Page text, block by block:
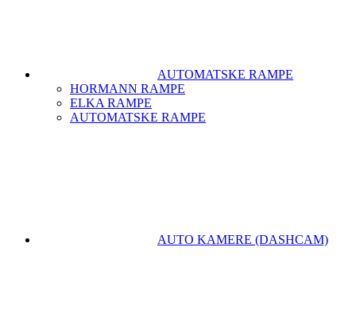
AUTOMATSKE RAMPE
HORMANN RAMPE
ELKA RAMPE
AUTOMATSKE RAMPE
AUTO KAMERE (DASHCAM)